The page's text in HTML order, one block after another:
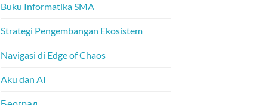
Buku Informatika SMA
Strategi Pengembangan Ekosistem
Navigasi di Edge of Chaos
Aku dan AI